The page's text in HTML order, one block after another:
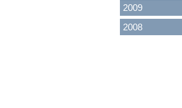
2009
2008